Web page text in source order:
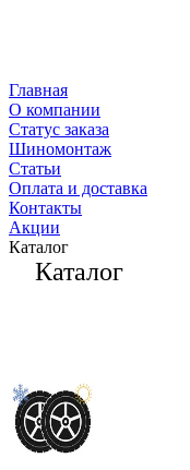
Главная
О компании
Статус заказа
Шиномонтаж
Статьи
Оплата и доставка
Контакты
Акции
Каталог
Каталог